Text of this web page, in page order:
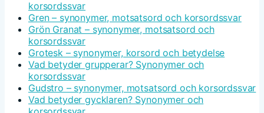
korsordssvar
Gren – synonymer, motsatsord och korsordssvar
Grön Granat – synonymer, motsatsord och
korsordssvar
Grotesk – synonymer, korsord och betydelse
Vad betyder grupperar? Synonymer och
korsordssvar
Gudstro – synonymer, motsatsord och korsordssvar
Vad betyder gycklaren? Synonymer och